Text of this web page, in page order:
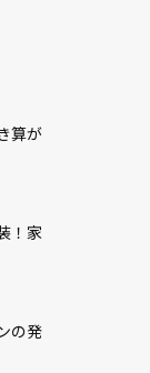
算が
！家
の発